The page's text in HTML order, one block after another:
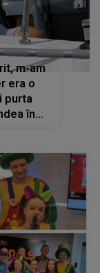
m-am
era o
purta
în